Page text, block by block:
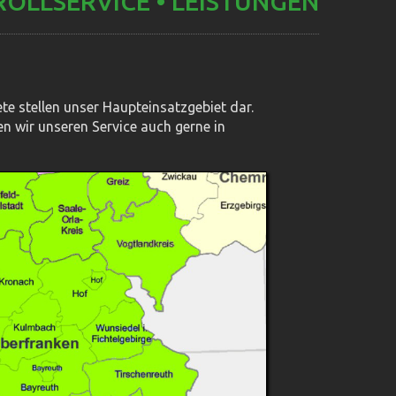
stellen unser Haupteinsatzgebiet dar.
wir unseren Service auch gerne in